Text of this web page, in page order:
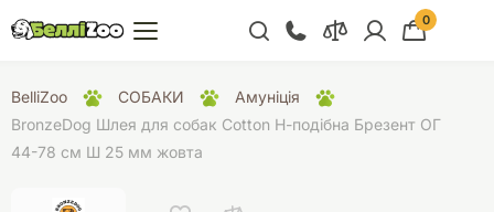
+38 (068) 300 91 91
Відділ продажу
0
BelliZoo СОБАКИ
Амуніція
BronzeDog Шлея для собак Сotton Н-подібна Брезент ОГ
44-78 см Ш 25 мм жовта